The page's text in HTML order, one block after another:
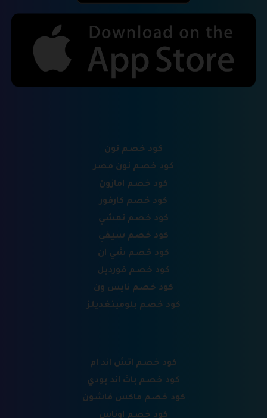
كود خصم نون
كود خصم نون مصر
كود خصم امازون
كود خصم كارفور
كود خصم نمشي
كود خصم سيفي
كود خصم شي ان
كود خصم فورديل
كود خصم نايس ون
كود خصم بلومينغديلز
كود خصم اتش اند ام
كود خصم باث اند بودي
كود خصم ماكس فاشون
كود خصم اوناس